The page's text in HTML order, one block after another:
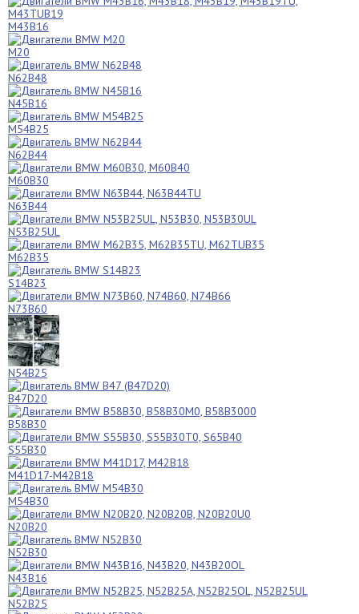
M43B16
M20
N62B48
N45B16
M54B25
N62B44
M60B30
N63B44
N53B25UL
M62B35
S14B23
N73B60
N54B25
B47D20
B58B30
S55B30
M41D17-M42B18
M54B30
N20B20
N52B30
N43B16
N52B25